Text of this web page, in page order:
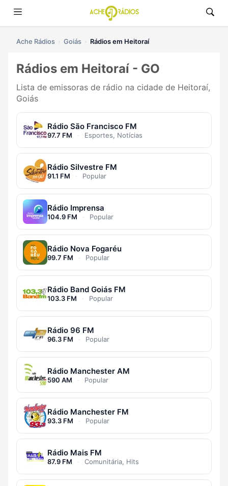
Ache Rádios Goiás Rádios em Heitoraí
Rádios em Heitoraí - GO
Lista de emissoras de rádio na cidade de Heitoraí,
Goiás
Rádio São Francisco FM
97.7 FM · Esportes, Notícias
Rádio Silvestre FM
91.1 FM · Popular
Rádio Imprensa
104.9 FM · Popular
Rádio Nova Fogaréu
99.7 FM · Popular
Rádio Band Goiás FM
103.3 FM · Popular
Rádio 96 FM
96.3 FM · Popular
Rádio Manchester AM
590 AM · Popular
Rádio Manchester FM
93.3 FM · Popular
Rádio Mais FM
87.9 FM · Comunitária, Hits